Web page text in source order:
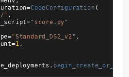
=CodeConfiguration (
" ,
= "score.py"
= "Standard_DS2_v2" ,
=1 ,
.